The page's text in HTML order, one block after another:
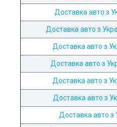
Доставка авто з
Доставка авто з
Доставка авто з
Доставка авто з
Доставка авто з
Доставка авто з
Доставка авто з